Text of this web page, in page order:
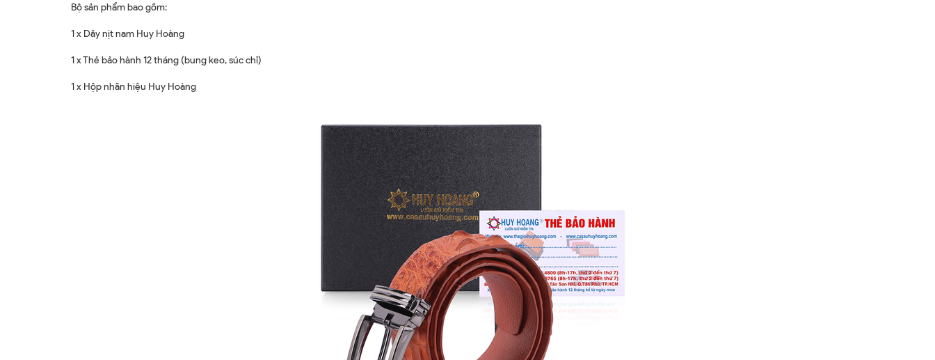
Bộ sản phẩm bao gồm:
1 x Dây nịt nam Huy Hoàng
1 x Thẻ bảo hành 12 tháng (bung keo, súc chỉ)
1 x Hộp nhãn hiệu Huy Hoàng